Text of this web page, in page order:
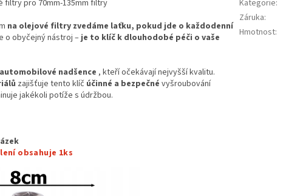
filtry pro 70mm-135mm filtry
na olejové filtry zvedáme laťku, pokud jde o každodenní
o obyčejný nástroj –je to klíč k dlouhodobé péči o vaše
automobilové nadšence , kteří očekávají nejvyšší kvalitu.
zajišťuje tento klíč účinné a bezpečné vyšroubování
jakékoli potíže s údržbou.
obsahuje 1ks
Kategorie:
Záruka:
Hmotnost: